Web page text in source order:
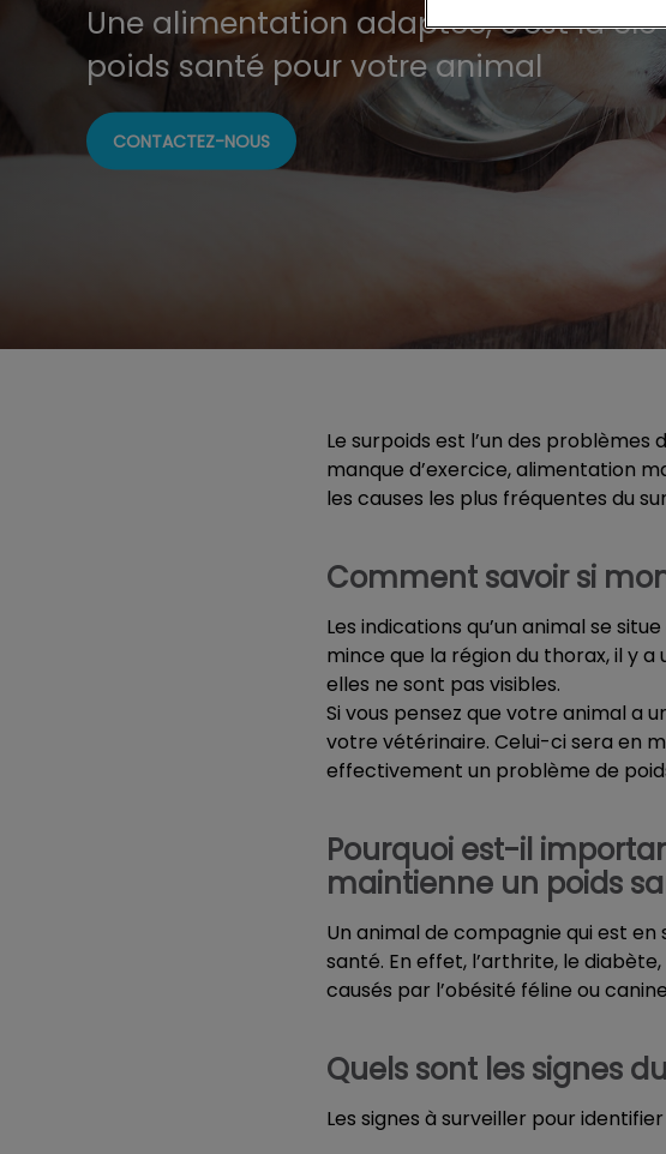
Une alimentation adaptée, c'est la clé
poids santé pour votre animal
CONTACTEZ-NOUS
Le surpoids est l’un des
manque d’exercice, alimentation
les causes les plus fréquentes du
Comment savoir si
Les indications qu’un animal se
mince que la région du thorax, il y
elles ne sont pas visibles.
Si vous pensez que votre animal a
votre vétérinaire. Celui-ci sera en
effectivement un problème de
Pourquoi est-il
maintienne un poids
Un animal de compagnie qui est
santé. En effet, l’arthrite, le
causés par l’obésité féline ou
Quels sont les signes
Les signes à surveiller pour